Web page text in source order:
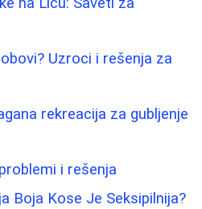
Uzroci i rešenja za
rekreacija za gubljenje
i rešenja
Boja Kose Je Seksipilnija?